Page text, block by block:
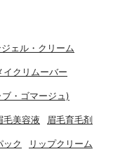
ェル・クリーム
イクリムーバー
・ゴマージュ)
毛美容液 眉毛育毛剤
ック リップクリーム